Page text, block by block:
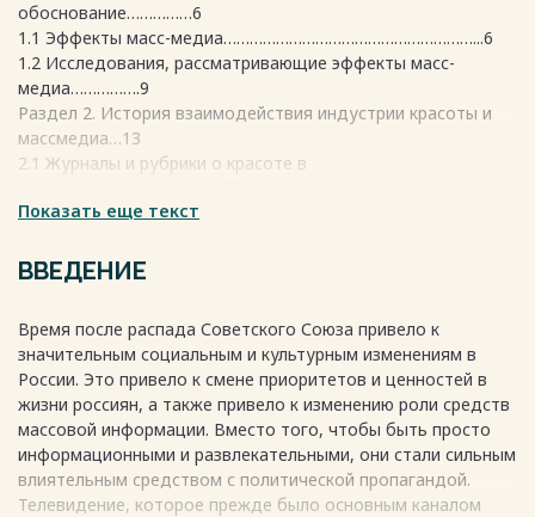
обоснование……………6
1.1 Эффекты масс-медиа…………………………………………………...6
1.2 Исследования, рассматривающие эффекты масс-
медиа…………….9
Раздел 2. История взаимодействия индустрии красоты и
массмедиа…13
2.1 Журналы и рубрики о красоте в
2.2 Определенные стандарты красоты, навязанные через
сети………………………………………………………………………………..18
Раздел 3. Стандарты красоты в современных массмедиа и
3.1 Конкретные примеры журналов и рубрик о
красоте…………….…21
3.2 Исследование………………………………………………………….27
Заключение………………………………………………………………..30
Список использованных источников……………………………………
32
Весь текст будет доступенпосле покупки
Показать еще текст
ВВЕДЕНИЕ
Время после распада Советского Союза привело к
значительным социальным и культурным изменениям в
России. Это привело к смене приоритетов и ценностей в
жизни россиян, а также привело к изменению роли средств
массовой информации. Вместо того, чтобы быть просто
информационными и развлекательными, они стали сильным
влиятельным средством с политической пропагандой.
Телевидение, которое прежде было основным каналом